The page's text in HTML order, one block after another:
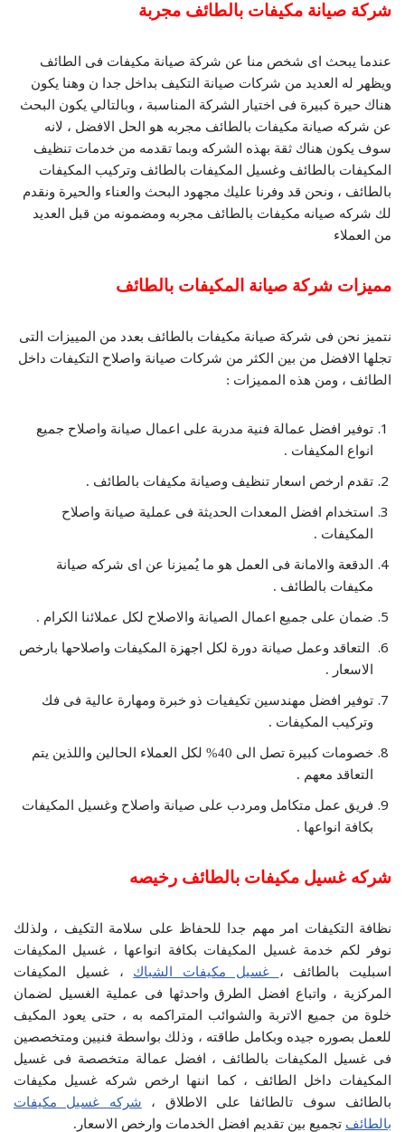
شركة صيانة مكيفات بالطائف مجربة
عندما يبحث اى شخص منا عن شركة صيانة مكيفات فى الطائف
ويظهر له العديد من شركات صيانة التكيف بداخل جدا ن وهنا يكون
هناك حيرة كبيرة فى اختيار الشركة المناسبة ، وبالتالي يكون البحث
عن شركه صيانة مكيفات بالطائف مجربه هو الحل الافضل ، لانه
سوف يكون هناك ثقة بهذه الشركه وبما تقدمه من خدمات تنظيف
المكيفات بالطائف وغسيل المكيفات بالطائف وتركيب المكيفات
بالطائف ، ونحن قد وفرنا عليك مجهود البحث والعناء والحيرة ونقدم
لك شركه صيانه مكيفات بالطائف مجربه ومضمونه من قبل العديد
من العملاء
مميزات شركة صيانة المكيفات بالطائف
نتميز نحن فى شركة صيانة مكيفات بالطائف بعدد من المييزات التى
تجلها الافضل من بين الكثر من شركات صيانة واصلاح التكيفات داخل
الطائف ، ومن هذه المميزات :
توفير افضل عمالة فنية مدربة على اعمال صيانة واصلاح جميع
انواع المكيفات .
تقدم ارخص اسعار تنظيف وصيانة مكيفات بالطائف .
استخدام افضل المعدات الحديثة فى عملية صيانة واصلاح
المكيفات .
الدقعة والامانة فى العمل هو ما يُميزنا عن اى شركه صيانة
مكيفات بالطائف .
ضمان على جميع اعمال الصيانة والاصلاح لكل عملائنا الكرام .
التعاقد وعمل صيانة دورة لكل اجهزة المكيفات واصلاحها بارخص
الاسعار .
توفير افضل مهندسين تكيفيات ذو خبرة ومهارة عالية فى فك
وتركيب المكيفات .
خصومات كبيرة تصل الى 40% لكل العملاء الحالين واللذين يتم
التعاقد معهم .
فريق عمل متكامل ومردب على صيانة واصلاح وغسيل المكيفات
بكافة انواعها .
شركه غسيل مكيفات بالطائف رخيصه
نظافة التكيفات امر مهم جدا للحفاظ على سلامة التكيف ، ولذلك
نوفر لكم خدمة غسيل المكيفات بكافة انواعها ، غسيل المكيفات
اسبليت بالطائف ، غسيل مكيفات الشباك ، غسيل المكيفات
المركزية ، واتباع افضل الطرق واحدثها فى عملية الغسيل لضمان
خلوة من جميع الاتربة والشوائب المتراكمه به ، حتى يعود المكيف
للعمل بصوره جيده وبكامل طاقته ، وذلك بواسطة فنيين ومتخصصين
فى غسيل المكيفات بالطائف ، افضل عمالة متخصصة فى غسيل
المكيفات داخل الطائف ، كما اننها ارخص شركه غسيل مكيفات
بالطائف سوف تالطائفا على الاطلاق ، شركه غسيل مكيفات
بالطائف تجميع بين تقديم افضل الخدمات وارخص الاسعار.